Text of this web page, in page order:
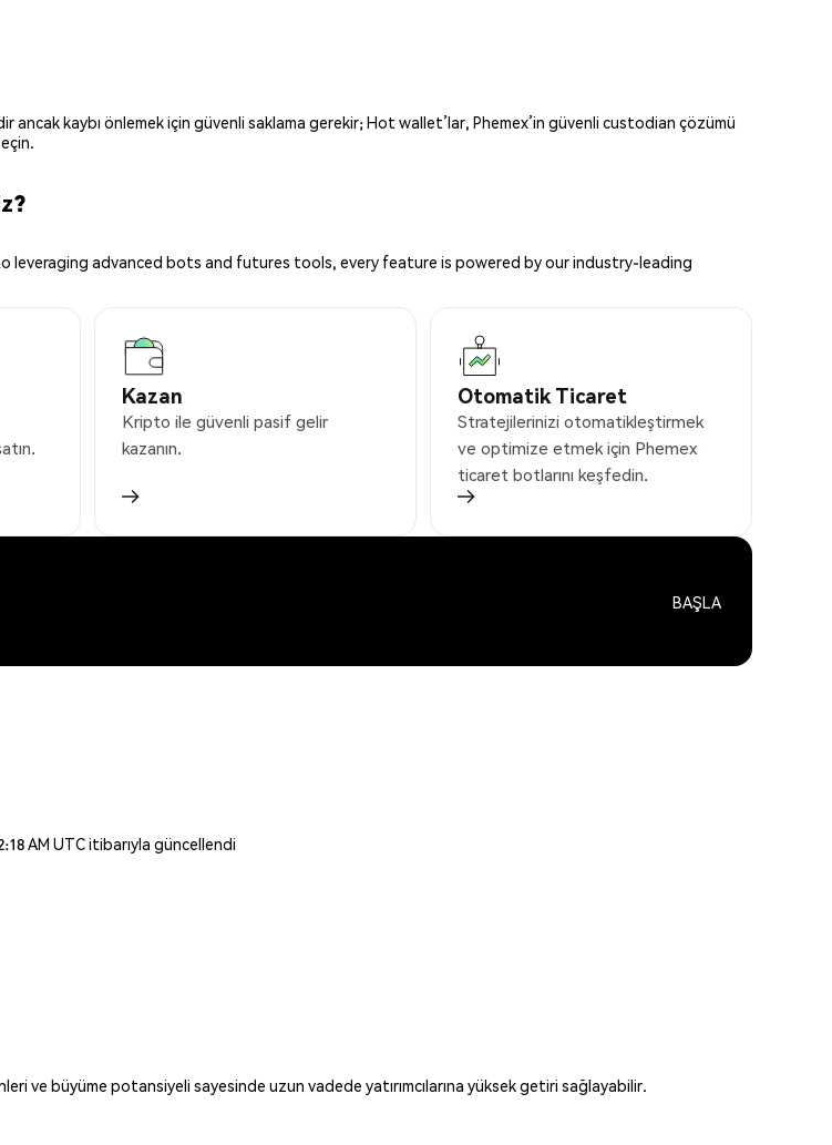
ancak kaybı önlemek için güvenli saklama gerekir; Hot wallet’lar, Phemex’in güvenli custodian çözümü
leveraging advanced bots and futures tools, every feature is powered by our industry-leading
Kazan
Kripto ile güvenli pasif gelir
kazanın.
Otomatik Ticaret
Stratejilerinizi otomatikleştirmek
ve optimize etmek için Phemex
ticaret botlarını keşfedin.
BAŞLA
AM UTC itibarıyla güncellendi
ve büyüme potansiyeli sayesinde uzun vadede yatırımcılarına yüksek getiri sağlayabilir.